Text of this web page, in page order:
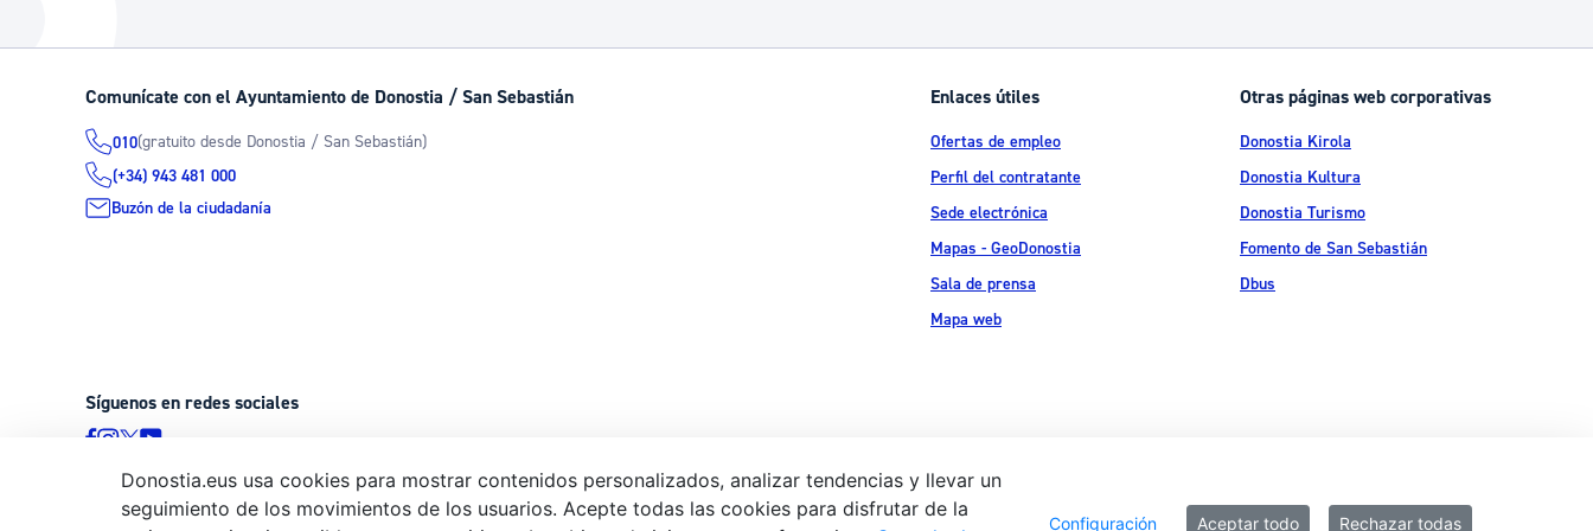
La ciudad futura
Avisos
Ayuda a la tramitación
Comunícate con el Ayuntamiento de Donostia / San Sebastián
010(gratuito desde Donostia / San Sebastián)
(+34) 943 481 000
Buzón de la ciudadanía
Enlaces útiles
Ofertas de empleo
Perfil del contratante
Sede electrónica
Mapas - GeoDonostia
Sala de prensa
Mapa web
Otras páginas web corporativas
Donostia Kirola
Donostia Kultura
Donostia Turismo
Fomento de San Sebastián
Dbus
Síguenos en redes sociales
© Donostiako Udala - Ayuntamiento de Donostia / San Sebastián Ijentea 1,
Aviso legal Política de privacidad Política de cookies Declaración de accesibilidad
Donostia.eus usa cookies para mostrar contenidos personalizados, analizar tendencias y llevar un
seguimiento de los movimientos de los usuarios. Acepte todas las cookies para disfrutar de la
Configuración Aceptar todo Rechazar todas